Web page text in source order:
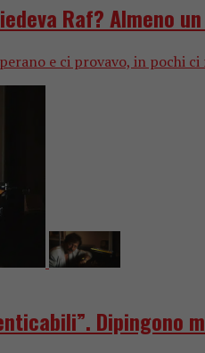
Raf? Almeno
e ci provavo, in pochi